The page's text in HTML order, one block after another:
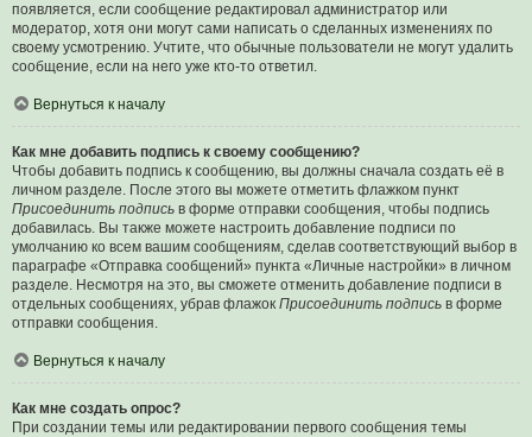
появляется, если сообщение редактировал администратор или
модератор, хотя они могут сами написать о сделанных изменениях по
своему усмотрению. Учтите, что обычные пользователи не могут удалить
сообщение, если на него уже кто-то ответил.
Вернуться к началу
Как мне добавить подпись к своему сообщению?
Чтобы добавить подпись к сообщению, вы должны сначала создать её в
личном разделе. После этого вы можете отметить флажком пункт
Присоединить подпись в форме отправки сообщения, чтобы подпись
добавилась. Вы также можете настроить добавление подписи по
умолчанию ко всем вашим сообщениям, сделав соответствующий выбор в
параграфе «Отправка сообщений» пункта «Личные настройки» в личном
разделе. Несмотря на это, вы сможете отменить добавление подписи в
отдельных сообщениях, убрав флажок Присоединить подпись в форме
отправки сообщения.
Вернуться к началу
Как мне создать опрос?
При создании темы или редактировании первого сообщения темы